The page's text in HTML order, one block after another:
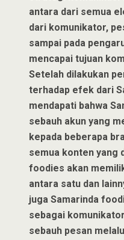
antara dari semua
dari komunikator,
sampai pada
mencapai tujuan
Setelah dilakukan
terhadap efek dari
mendapati bahwa
sebauh akun yang
kepada beberapa
semua konten yang
foodies akan
antara satu dan
juga Samarinda
sebagai
sebauh pesan